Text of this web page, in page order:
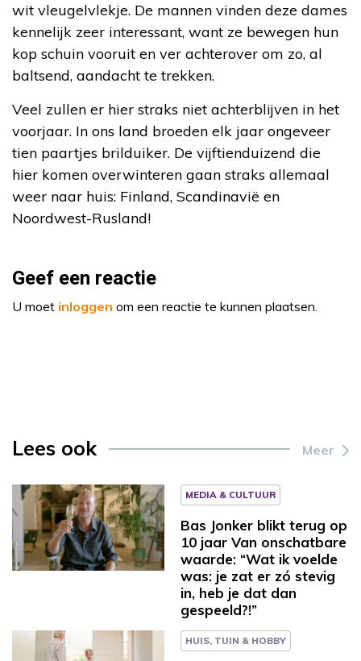
wit vleugelvlekje. De mannen vinden deze dames
kennelijk zeer interessant, want ze bewegen hun
kop schuin vooruit en ver achterover om zo, al
baltsend, aandacht te trekken.
Veel zullen er hier straks niet achterblijven in het
voorjaar. In ons land broeden elk jaar ongeveer
tien paartjes brilduiker. De vijftienduizend die
hier komen overwinteren gaan straks allemaal
weer naar huis: Finland, Scandinavië en
Noordwest-Rusland!
Geef een reactie
U moet inloggen om een reactie te kunnen plaatsen.
Lees ook Meer
MEDIA & CULTUUR
Bas Jonker blikt terug op
10 jaar Van onschatbare
waarde: “Wat ik voelde
was: je zat er zó stevig
in, heb je dat dan
gespeeld?!”
HUIS, TUIN & HOBBY